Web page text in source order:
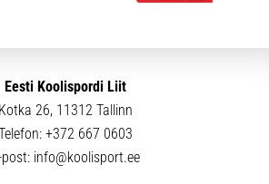
Eesti Koolispordi Liit
Kotka 26, 11312 Tallinn
+372 667 0603
post: info@koolisport.ee